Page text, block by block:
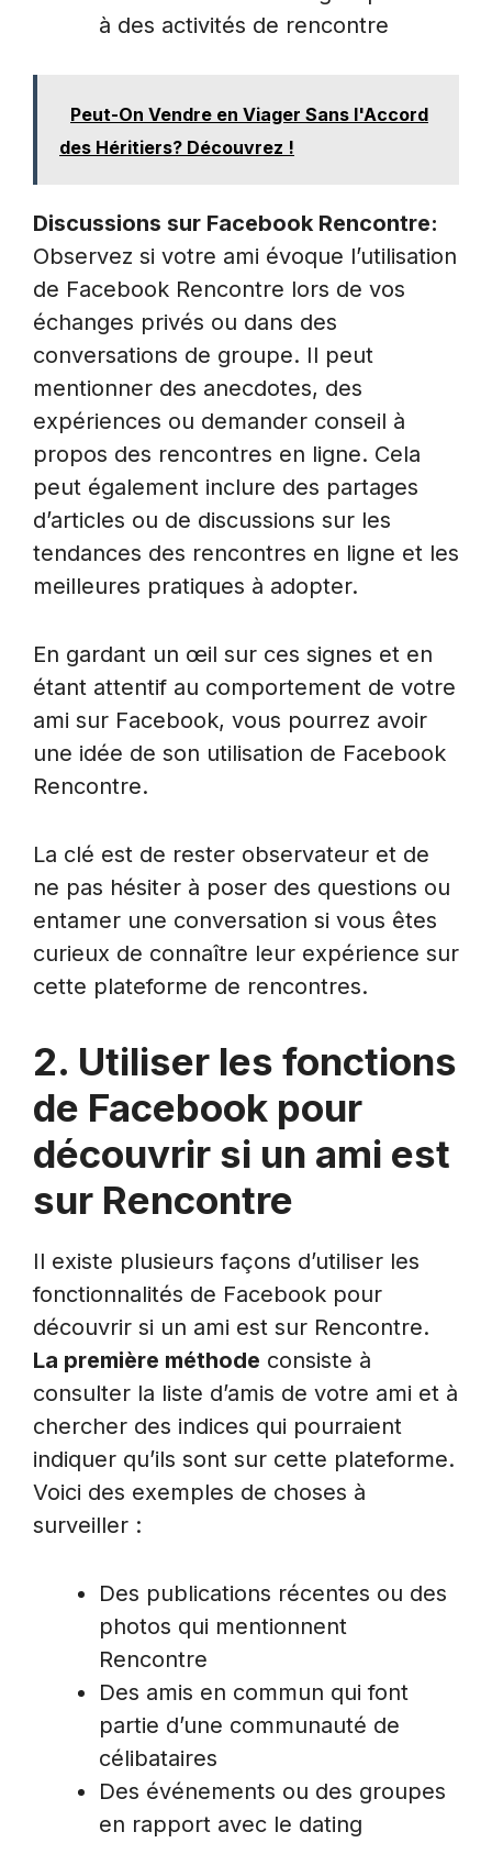
à des activités de rencontre
Peut-On Vendre en Viager Sans l'Accord
des Héritiers? Découvrez !
Discussions sur Facebook Rencontre:
Observez si votre ami évoque l’utilisation
de Facebook Rencontre lors de vos
échanges privés ou dans des
conversations de groupe. Il peut
mentionner des anecdotes, des
expériences ou demander conseil à
propos des rencontres en ligne. Cela
peut également inclure des partages
d’articles ou de discussions sur les
tendances des rencontres en ligne et les
meilleures pratiques à adopter.
En gardant un œil sur ces signes et en
étant attentif au comportement de votre
ami sur Facebook, vous pourrez avoir
une idée de son utilisation de Facebook
Rencontre.
La clé est de rester observateur et de
ne pas hésiter à poser des questions ou
entamer une conversation si vous êtes
curieux de connaître leur expérience sur
cette plateforme de rencontres.
2. Utiliser les fonctions
de Facebook pour
découvrir si un ami est
sur Rencontre
Il existe plusieurs façons d’utiliser les
fonctionnalités de Facebook pour
découvrir si un ami est sur Rencontre.
La première méthode consiste à
consulter la liste d’amis de votre ami et à
chercher des indices qui pourraient
indiquer qu’ils sont sur cette plateforme.
Voici des exemples de choses à
surveiller :
Des publications récentes ou des
photos qui mentionnent
Rencontre
Des amis en commun qui font
partie d’une communauté de
célibataires
Des événements ou des groupes
en rapport avec le dating